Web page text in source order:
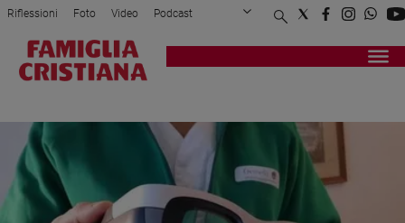
Attualità
Politica
Mondo
Economia
Riflessioni Foto Video Podcast
Privacy Policy Chi siamo
Registrati Redazione